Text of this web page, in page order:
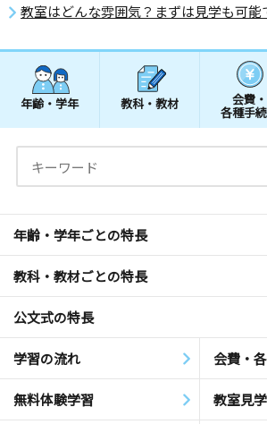
教室はどんな雰囲気？まずは見学も可能
年齢・学年 教科・教材 会費・
各種手
年齢・学年ごとの特長
教科・教材ごとの特長
公文式の特長
学習の流れ 会費・
無料体験学習 教室見学